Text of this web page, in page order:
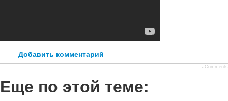
Добавить комментарий
JComments
Еще по этой теме: